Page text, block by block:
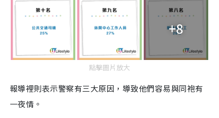
+8
點擊圖片放大
報導裡則表示警察有三大原因，導致他們容易與同袍有
一夜情。